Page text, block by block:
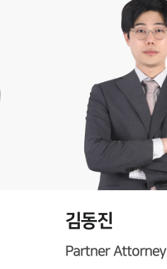
김동진
Partner Attorney